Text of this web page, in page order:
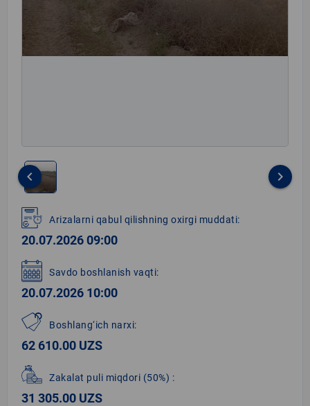
1
of
1
keyboard_arrow_left keyboard_arrow_right
Arizalarni qabul qilishning oxirgi muddati:
20.07.2026 09:00
Savdo boshlanish vaqti:
20.07.2026 10:00
Boshlang‘ich narxi:
62 610.00 UZS
Zakalat puli miqdori (50%) :
31 305.00 UZS